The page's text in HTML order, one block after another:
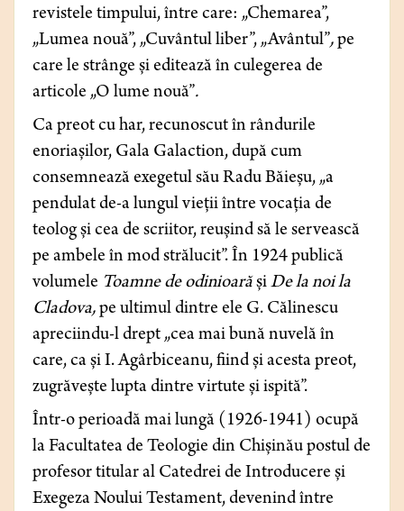
revistele timpului, între care: „Chemarea”,
„Lumea nouă”, „Cuvântul liber”, „Avântul”,pe
care le strânge și editează în culegerea de
articole „O lume nouă”.
Ca preot cu har, recunoscut în rândurile
enoriașilor, Gala Galaction, după cum
consemnează exegetul său Radu Băieșu, „a
pendulat de-a lungul vieții între vocația de
teolog și cea de scriitor, reușind să le servească
pe ambele în mod strălucit”. În 1924 publică
volumele Toamne de odinioarășiDe la noi la
Cladova,pe ultimul dintre ele G. Călinescu
apreciindu-l drept „cea mai bună nuvelă în
care, ca și I. Agârbiceanu, fiind și acesta preot,
zugrăvește lupta dintre virtute și ispită”.
Într-o perioadă mai lungă (1926-1941) ocupă
la Facultatea de Teologie din Chișinău postul de
profesor titular al Catedrei de Introducere și
Exegeza Noului Testament, devenind între